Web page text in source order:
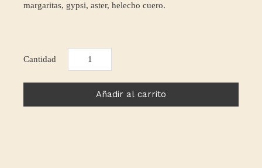
margaritas, gypsi, aster, helecho cuero.
Etiopía
Añadir al carrito